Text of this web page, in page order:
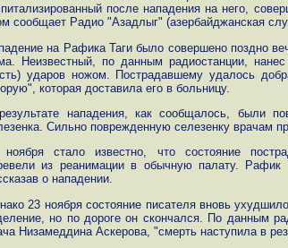
после нападения на него,
сообщает Радио "Азадлыг" (азербайджанская
на Рафика Таги было совершено поздно
Неизвестный, по данным радиостанции,
ударов ножом. Пострадавшему удалось
которая доставила его в больницу.
нападения, как сообщалось, были
Сильно поврежденную селезенку врачам
стало известно, что состояние
из реанимации в обычную палату. Рафик
о нападении.
23 ноября состояние писателя вновь
но по дороге он скончался. По данным
Низамеддина Аскерова, "смерть наступила в